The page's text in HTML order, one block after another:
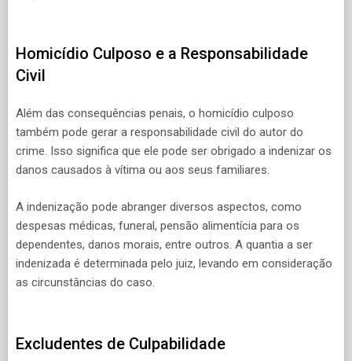
Homicídio Culposo e a Responsabilidade
Civil
Além das consequências penais, o homicídio culposo
também pode gerar a responsabilidade civil do autor do
crime. Isso significa que ele pode ser obrigado a indenizar os
danos causados à vítima ou aos seus familiares.
A indenização pode abranger diversos aspectos, como
despesas médicas, funeral, pensão alimentícia para os
dependentes, danos morais, entre outros. A quantia a ser
indenizada é determinada pelo juiz, levando em consideração
as circunstâncias do caso.
Excludentes de Culpabilidade